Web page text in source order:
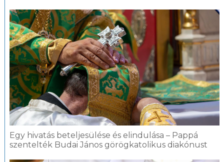
Egy hivatás beteljesülése és elindulása – Pappá
szentelték Budai János görögkatolikus diakónust